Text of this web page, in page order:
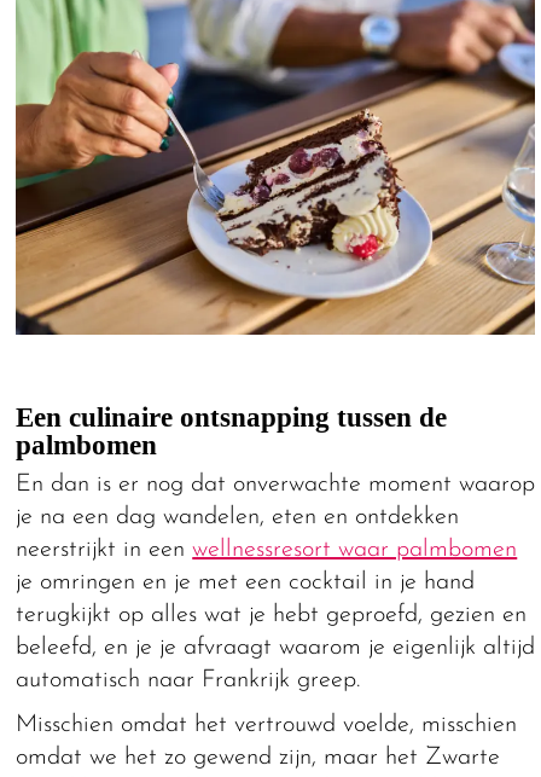
Een culinaire ontsnapping tussen de
palmbomen
En dan is er nog dat onverwachte moment waarop
je na een dag wandelen, eten en ontdekken
neerstrijkt in eenwellnessresort waar palmbomen
je omringen en je met een cocktail in je hand
terugkijkt op alles wat je hebt geproefd, gezien en
beleefd, en je je afvraagt waarom je eigenlijk altijd
automatisch naar Frankrijk greep.
Misschien omdat het vertrouwd voelde, misschien
omdat we het zo gewend zijn, maar het Zwarte